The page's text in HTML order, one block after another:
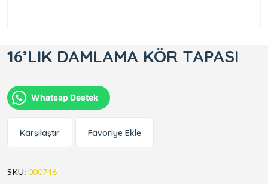
16’LIK DAMLAMA KÖR TAPASI
Whatsap Destek
Karşılaştır Favoriye Ekle
SKU: 000746